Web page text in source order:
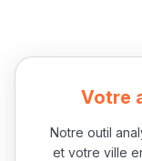
Votre
Notre outil
et votre ville